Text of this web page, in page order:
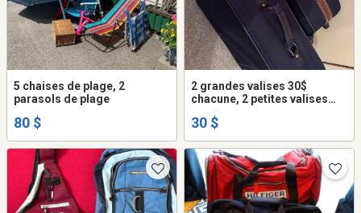
5 chaises de plage, 2
parasols de plage
80 $
2 grandes valises 30$
chacune, 2 petites valises
30 $